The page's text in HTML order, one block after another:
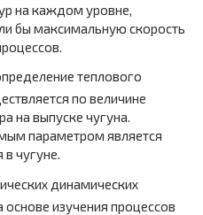
на каждом уровне,
бы максимальную скорость
теплового
по величине
на выпуске чугуна.
параметром является
чугуне.
динамических
изучения процессов